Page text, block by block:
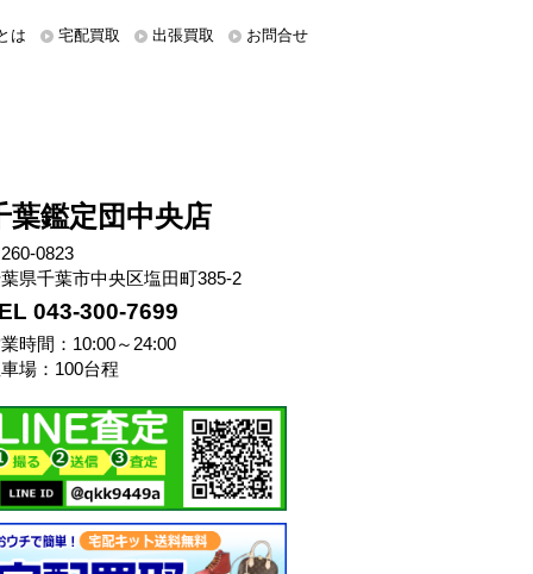
は 宅配買取 出張買取 お問合せ
葉鑑定団中央店
0823
県千葉市中央区塩田町385-2
043-300-7699
時間：10:00～24:00
場：100台程